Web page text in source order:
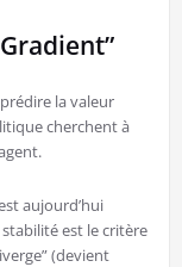
la valeur
cherchent à
aujourd’hui
stabilité est le critère
(devient